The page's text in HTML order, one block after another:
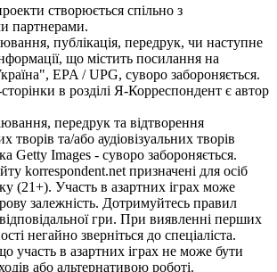
створюється спільно з
партнерами.
публікація, передрук, чи наступне
що містить посилання на
EPA / UPG, суворо забороняється.
в розділі Я-Корреспондент є автор
передрук та відтворення
творів та/або аудіовізуальних творів
Getty Images - суворо забороняється.
korrespondent.net призначені для осіб
(21+). Участь в азартних іграх може
залежність. Дотримуйтесь правил
гри. При виявленні перших
негайно зверніться до спеціаліста.
участь в азартних іграх не може бути
або альтернативою роботі.